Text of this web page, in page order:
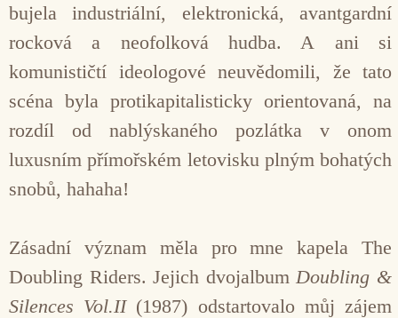
bujela industriální, elektronická, avantgardní
rocková a neofolková hudba. A ani si
komunističtí ideologové neuvědomili, že tato
scéna byla protikapitalisticky orientovaná, na
rozdíl od nablýskaného pozlátka v onom
luxusním přímořském letovisku plným bohatých
snobů, hahaha!
Zásadní význam měla pro mne kapela The
Doubling Riders. Jejich dvojalbum Doubling &
Silences Vol.II(1987) odstartovalo můj zájem